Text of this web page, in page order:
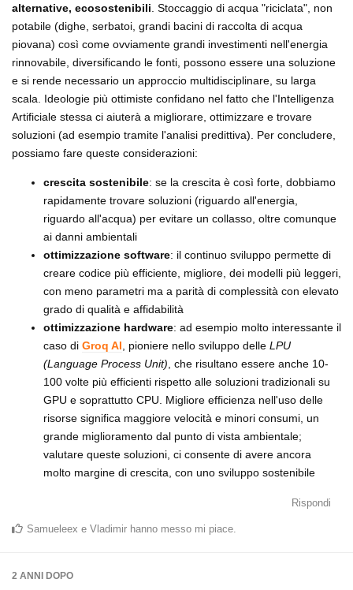
alternative, ecosostenibili . Stoccaggio di acqua "riciclata", non
potabile (dighe, serbatoi, grandi bacini di raccolta di acqua
piovana) così come ovviamente grandi investimenti nell'energia
rinnovabile, diversificando le fonti, possono essere una soluzione
e si rende necessario un approccio multidisciplinare, su larga
scala. Ideologie più ottimiste confidano nel fatto che l'Intelligenza
Artificiale stessa ci aiuterà a migliorare, ottimizzare e trovare
soluzioni (ad esempio tramite l'analisi predittiva). Per concludere,
possiamo fare queste considerazioni:
crescita sostenibile: se la crescita è così forte, dobbiamo
rapidamente trovare soluzioni (riguardo all'energia,
riguardo all'acqua) per evitare un collasso, oltre comunque
ai danni ambientali
ottimizzazione software: il continuo sviluppo permette di
creare codice più efficiente, migliore, dei modelli più leggeri,
con meno parametri ma a parità di complessità con elevato
grado di qualità e affidabilità
ottimizzazione hardware: ad esempio molto interessante il
caso di Groq AI , pioniere nello sviluppo delle LPU
(Language Process Unit) , che risultano essere anche 10-
100 volte più efficienti rispetto alle soluzioni tradizionali su
GPU e soprattutto CPU. Migliore efficienza nell'uso delle
risorse significa maggiore velocità e minori consumi, un
grande miglioramento dal punto di vista ambientale;
valutare queste soluzioni, ci consente di avere ancora
molto margine di crescita, con uno sviluppo sostenibile
Rispondi
Samueleex e Vladimir hanno messo mi piace
2 ANNI DOPO